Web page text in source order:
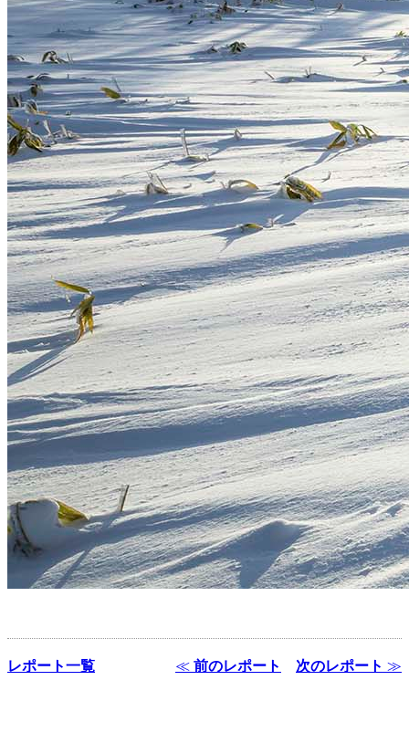
レポート一覧 ≪ 前のレポート 次のレポート ≫